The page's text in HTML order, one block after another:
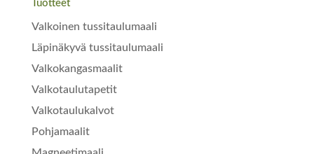
Tuotteet
Valkoinen tussitaulumaali
Läpinäkyvä tussitaulumaali
Valkokangasmaalit
Valkotaulutapetit
Valkotaulukalvot
Pohjamaalit